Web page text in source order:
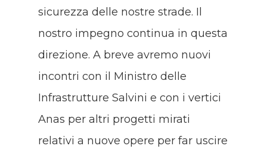
sicurezza delle nostre strade. Il
nostro impegno continua in questa
direzione. A breve avremo nuovi
incontri con il Ministro delle
Infrastrutture Salvini e con i vertici
Anas per altri progetti mirati
relativi a nuove opere per far uscire